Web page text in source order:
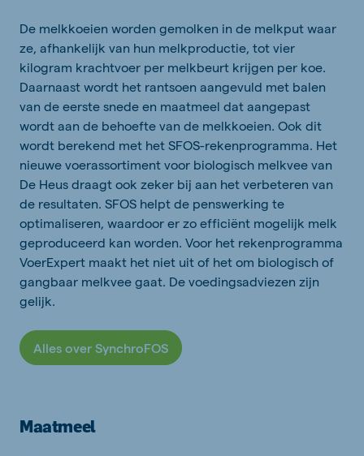
De melkkoeien worden gemolken in de melkput waar
ze, afhankelijk van hun melkproductie, tot vier
kilogram krachtvoer per melkbeurt krijgen per koe.
Daarnaast wordt het rantsoen aangevuld met balen
van de eerste snede en maatmeel dat aangepast
wordt aan de behoefte van de melkkoeien. Ook dit
wordt berekend met het SFOS-rekenprogramma. Het
nieuwe voerassortiment voor biologisch melkvee van
De Heus draagt ook zeker bij aan het verbeteren van
de resultaten. SFOS helpt de penswerking te
optimaliseren, waardoor er zo efficiënt mogelijk melk
geproduceerd kan worden. Voor het rekenprogramma
VoerExpert maakt het niet uit of het om biologisch of
gangbaar melkvee gaat. De voedingsadviezen zijn
gelijk.
Alles over SynchroFOS
Maatmeel